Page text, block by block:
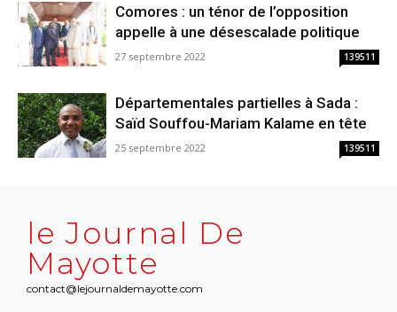
Comores : un ténor de l’opposition
appelle à une désescalade politique
27 septembre 2022 139511
Départementales partielles à Sada :
Saïd Souffou-Mariam Kalame en tête
25 septembre 2022 139511
le Journal De
Mayotte
contact@lejournaldemayotte.com